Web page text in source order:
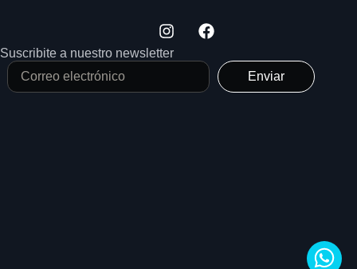
Suscribite a nuestro newsletter
Enviar